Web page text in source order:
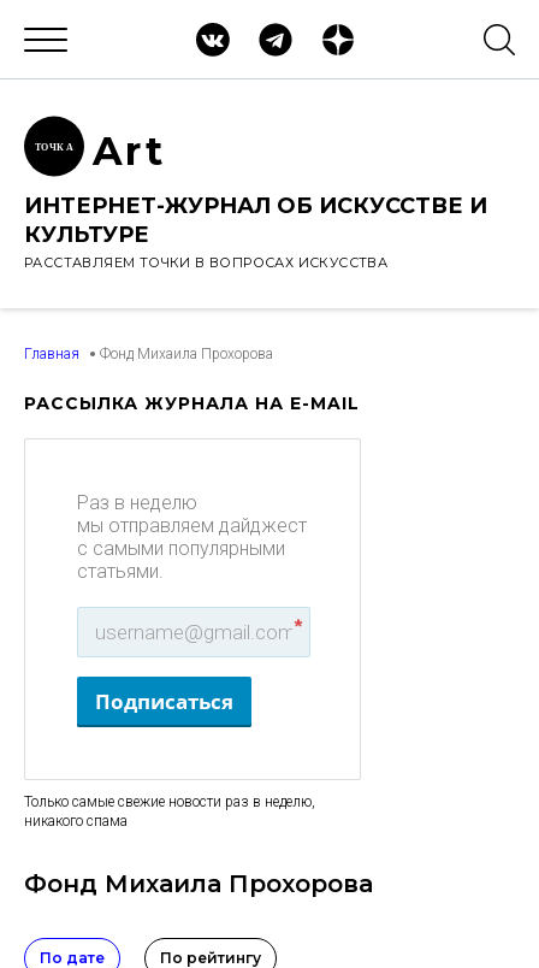
ТОЧК А Art
ИНТЕРНЕТ-ЖУРНАЛ ОБ ИСКУССТВЕ И
КУЛЬТУРЕ
РАССТАВЛЯЕМ ТОЧКИ В ВОПРОСАХ ИСКУССТВА
Главная Фонд Михаила Прохорова
РАССЫЛКА ЖУРНАЛА НА E-MAIL
Раз в неделю
мы отправляем дайджест
с самыми популярными
статьями.
*
Подписаться
Только самые свежие новости раз в неделю,
никакого спама
Фонд Михаила Прохорова
По дате По рейтингу